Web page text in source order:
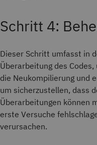
Schritt 4:
Dieser Schritt umfasst in
Überarbeitung des
die Neukompilierung und
um sicherzustellen, dass
Überarbeitungen können
erste Versuche
verursachen.